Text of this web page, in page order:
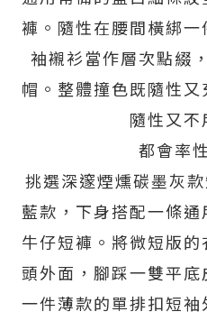
褲。隨性在腰間橫綁
袖襯衫當作層次點綴
帽。整體撞色既隨性
隨性又不
都會率
挑選深邃煙燻碳墨灰
藍款，下身搭配一條
牛仔短褲。將微短版
頭外面，腳踩一雙平
一件薄款的單排扣短